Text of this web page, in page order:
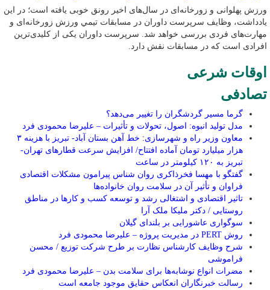
ورزش پهلوانی و زورخانه‌ای در سال‌های اخیر رونق خوبی یافته است؛ در این
یادداشت، وظایف سرپرست داوران در مسابقات تیمي ورزش زورخانه‌ای و
مهارت‌های فردی بررسی خواهد شد. سرپرست داوران یکی از کلیدی‌ترین
افرادی است که در مسابقات نقش دارد.
اوقات شرعی
تصادفی
گرما مسیر گردشگران را تغییر می‌دهد؟
مدل تولید انبوه: اصول، تحولات و تأثیرات – علیرضا محمودی فرد
معاون وزیر راه و شهرسازی: خط آهن بستان آباد- تبریز با هزینه ۳
هزار میلیارد تومان آماده افتتاح/ افزایش سرعت قطارهای تهران-
تبریز به ۱۲۰ کیلومتر در ساعت
گفتگو با مهسا فخرذاکری روان شناس پیرامون مشکلات اقتصادی
فراوان و تأثیر آن در سلامت روان خانواده‌ها
تاثیر اقتصادی و اشتغالی رشد و توسعه کسب و کارها در مناطق
روستایی / دکتر ملیکا ملک آرا
سوگواری عاشورایی بر بلندای گیلان
روش PERT در مدیریت پروژه – علیرضا محمودی فرد
شرح وظایف کارشناس نظارت بر طرح شرکت توزیع / محسن
فراموشی
مضرات انواع نوشابه‌ها برای سلامت بدن – علیرضا محمودی فرد
رسالت خبرنگاران انعکاس حقایق موجود جامعه است